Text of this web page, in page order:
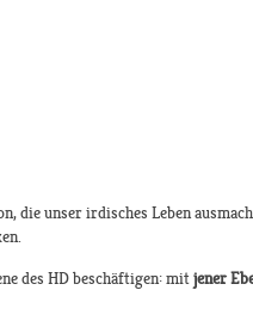
die unser irdisches Leben
des HD beschäftigen: mitjener